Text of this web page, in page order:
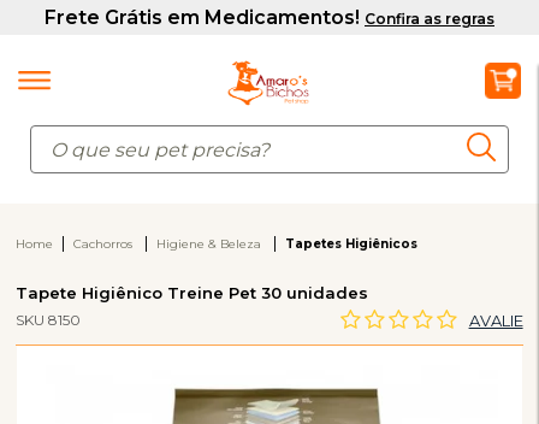
Home Cachorros Higiene & Beleza Tapetes Higiênicos
Tapete Higiênico Treine Pet 30 unidades
SKU 8150 AVALIE